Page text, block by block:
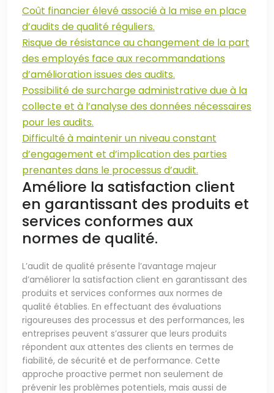
Coût financier élevé associé à la mise en place
d’audits de qualité réguliers.
Risque de résistance au changement de la part
des employés face aux recommandations
d’amélioration issues des audits.
Possibilité de surcharge administrative due à la
collecte et à l’analyse des données nécessaires
pour les audits.
Difficulté à maintenir un niveau constant
d’engagement et d’implication des parties
prenantes dans le processus d’audit.
Améliore la satisfaction client
en garantissant des produits et
services conformes aux
normes de qualité.
L’audit de qualité présente l’avantage majeur
d’améliorer la satisfaction client en garantissant des
produits et services conformes aux normes de
qualité établies. En effectuant des évaluations
rigoureuses des processus et des performances, les
entreprises peuvent s’assurer que leurs produits
répondent aux attentes des clients en termes de
fiabilité, de sécurité et de performance. Cette
approche proactive permet non seulement de
prévenir les problèmes potentiels, mais aussi de